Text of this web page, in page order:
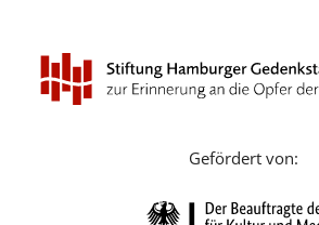
Português
Yкраїнський
Русский
Gefördert von: